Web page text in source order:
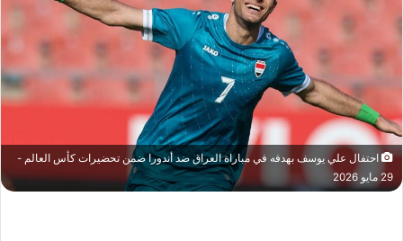
احتفال علي يوسف بهدفه في مباراة العراق ضد أندورا ضمن تحضيرات كأس العالم -
29 مايو 2026